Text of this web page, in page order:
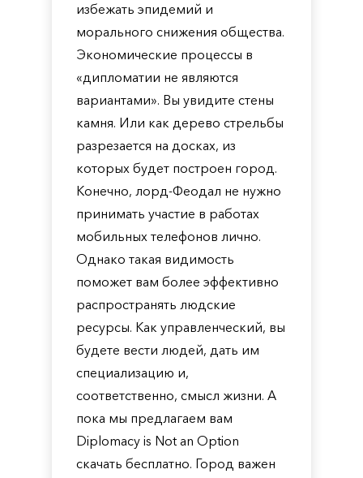
избежать эпидемий и
морального снижения общества.
Экономические процессы в
«дипломатии не являются
вариантами». Вы увидите стены
камня. Или как дерево стрельбы
разрезается на досках, из
которых будет построен город.
Конечно, лорд-Феодал не нужно
принимать участие в работах
мобильных телефонов лично.
Однако такая видимость
поможет вам более эффективно
распространять людские
ресурсы. Как управленческий, вы
будете вести людей, дать им
специализацию и,
соответственно, смысл жизни. А
пока мы предлагаем вам
Diplomacy is Not an Option
скачать бесплатно. Город важен